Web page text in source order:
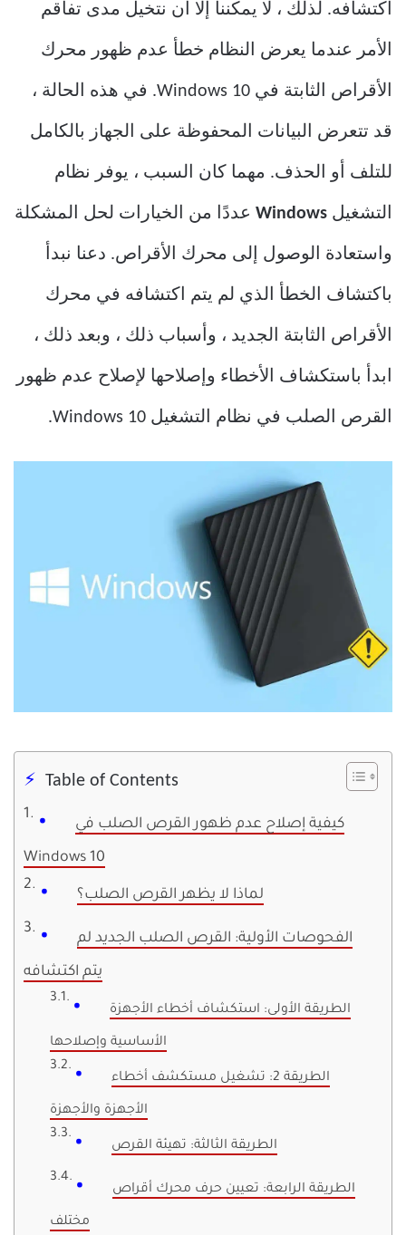
اكتشافه. لذلك ، لا يمكننا إلا أن نتخيل مدى تفاقم
الأمر عندما يعرض النظام خطأ عدم ظهور محرك
الأقراص الثابتة في Windows 10. في هذه الحالة ،
قد تتعرض البيانات المحفوظة على الجهاز بالكامل
للتلف أو الحذف. مهما كان السبب ، يوفر نظام
التشغيل Windows عددًا من الخيارات لحل المشكلة
واستعادة الوصول إلى محرك الأقراص. دعنا نبدأ
باكتشاف الخطأ الذي لم يتم اكتشافه في محرك
الأقراص الثابتة الجديد ، وأسباب ذلك ، وبعد ذلك ،
ابدأ باستكشاف الأخطاء وإصلاحها لإصلاح عدم ظهور
القرص الصلب في نظام التشغيل Windows 10.
Table of Contents
كيفية إصلاح عدم ظهور القرص الصلب في
Windows 10
لماذا لا يظهر القرص الصلب؟
الفحوصات الأولية: القرص الصلب الجديد لم
يتم اكتشافه
الطريقة الأولى: استكشاف أخطاء الأجهزة
الأساسية وإصلاحها
الطريقة 2: تشغيل مستكشف أخطاء
الأجهزة والأجهزة
الطريقة الثالثة: تهيئة القرص
الطريقة الرابعة: تعيين حرف محرك أقراص
مختلف